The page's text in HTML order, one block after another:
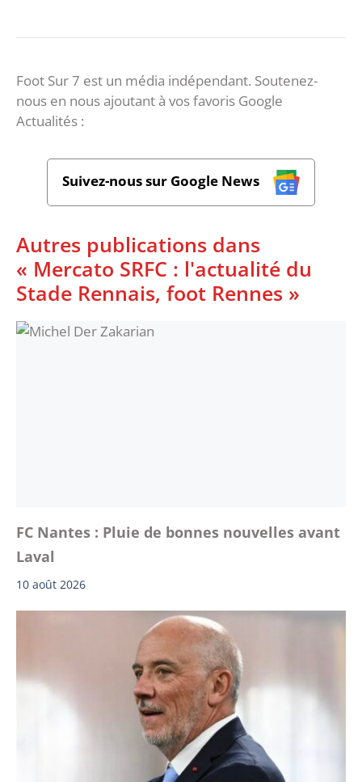
Foot Sur 7 est un média indépendant. Soutenez-
nous en nous ajoutant à vos favoris Google
Actualités :
Suivez-nous sur Google News
Autres publications dans
« Mercato SRFC : l'actualité du
Stade Rennais, foot Rennes »
FC Nantes : Pluie de bonnes nouvelles avant
Laval
10 août 2026